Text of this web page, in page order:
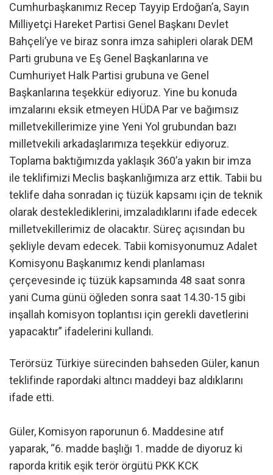
Cumhurbaşkanımız Recep Tayyip Erdoğan’a, Sayın
Milliyetçi Hareket Partisi Genel Başkanı Devlet
Bahçeli’ye ve biraz sonra imza sahipleri olarak DEM
Parti grubuna ve Eş Genel Başkanlarına ve
Cumhuriyet Halk Partisi grubuna ve Genel
Başkanlarına teşekkür ediyoruz. Yine bu konuda
imzalarını eksik etmeyen HÜDA Par ve bağımsız
milletvekillerimize yine Yeni Yol grubundan bazı
milletvekili arkadaşlarımıza teşekkür ediyoruz.
Toplama baktığımızda yaklaşık 360’a yakın bir imza
ile teklifimizi Meclis başkanlığımıza arz ettik. Tabii bu
teklife daha sonradan iç tüzük kapsamı için de teknik
olarak desteklediklerini, imzaladıklarını ifade edecek
milletvekillerimiz de olacaktır. Süreç açısından bu
şekliyle devam edecek. Tabii komisyonumuz Adalet
Komisyonu Başkanımız kendi planlaması
çerçevesinde iç tüzük kapsamında 48 saat sonra
yani Cuma günü öğleden sonra saat 14.30-15 gibi
inşallah komisyon toplantısı için gerekli davetlerini
yapacaktır” ifadelerini kullandı.
Terörsüz Türkiye sürecinden bahseden Güler, kanun
teklifinde rapordaki altıncı maddeyi baz aldıklarını
ifade etti.
Güler, Komisyon raporunun 6. Maddesine atıf
yaparak, “6. madde başlığı 1. madde de diyoruz ki
raporda kritik eşik terör örgütü PKK KCK